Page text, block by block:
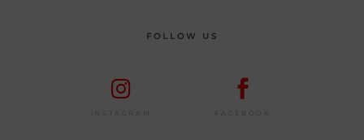
FOLLOW US
INSTAGRAM FACEBOOK